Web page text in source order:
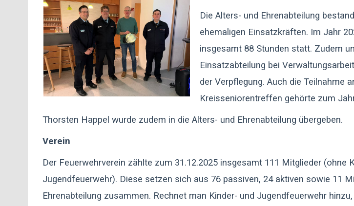
Die Alters- und Ehrenabteilung
ehemaligen Einsatzkräften. Im Jahr
insgesamt 88 Stunden statt. Zudem
Einsatzabteilung bei
der Verpflegung. Auch die Teilnahme
Kreisseniorentreffen gehörte zum
Thorsten Happel wurde zudem in die Alters- und Ehrenabteilung übergeben.
Verein
Der Feuerwehrverein zählte zum 31.12.2025 insgesamt 111 Mitglieder (ohne
Jugendfeuerwehr). Diese setzen sich aus 76 passiven, 24 aktiven sowie 11
Ehrenabteilung zusammen. Rechnet man Kinder- und Jugendfeuerwehr